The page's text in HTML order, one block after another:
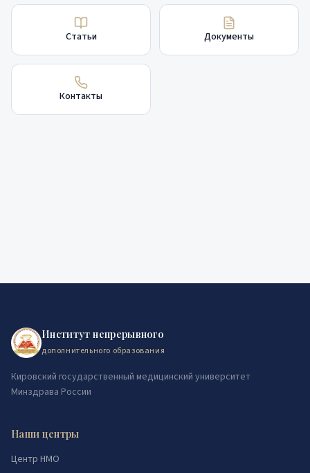
Статьи Документы
Контакты
Институт непрерывного
дополнительного образования
Кировский государственный медицинский университет
Минздрава России
Наши центры
Центр НМО